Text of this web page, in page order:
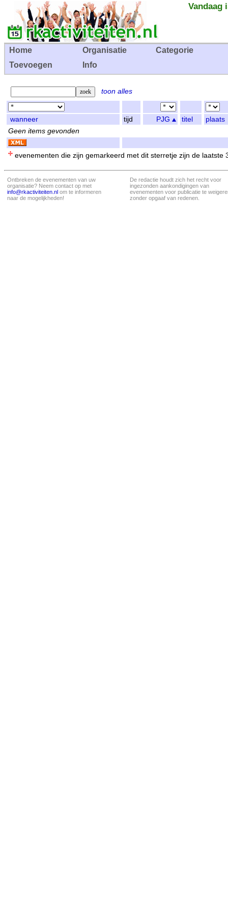
Vandaag
Home Organisatie
Categorie
Toevoegen
Info
toon alles
wanneer tijd PJG titel
plaats
Geen items gevonden
evenementen die zijn gemarkeerd met dit sterretje zijn de laatste
Ontbreken de evenementen van uw
organisatie? Neem contact op met
info@rkactiviteiten.nl om te informeren
naar de mogelijkheden!
De redactie houdt zich het recht voor
ingezonden aankondigingen van
evenementen voor publicatie te
zonder opgaaf van redenen.